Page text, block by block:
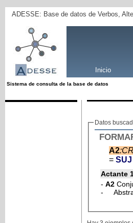
ADESSE: Base de datos de Verbos,
Inicio
Sistema de consulta de la base de datos
Datos
A2
= SUJ
Actante
- A2
-